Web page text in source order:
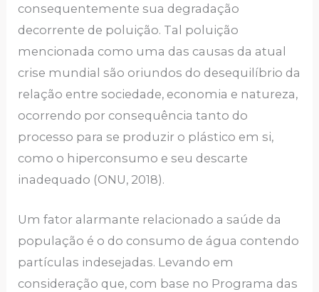
consequentemente sua degradação
decorrente de poluição. Tal poluição
mencionada como uma das causas da atual
crise mundial são oriundos do desequilíbrio da
relação entre sociedade, economia e natureza,
ocorrendo por consequência tanto do
processo para se produzir o plástico em si,
como o hiperconsumo e seu descarte
inadequado (ONU, 2018).
Um fator alarmante relacionado a saúde da
população é o do consumo de água contendo
partículas indesejadas. Levando em
consideração que, com base no Programa das